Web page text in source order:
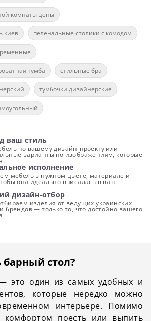
комнаты цены
киев пеленальные столики с комодом
тумба стильные бра
тумбочки дизайнерские
ваш стиль
по вашему дизайн-проекту или
варианты по изображениям, которые
исполнение
мебель в нужном цвете, материале и
она идеально вписалась в ваш
дизайн-отбор
изделия от ведущих украинских
брендов — только то, что достойно вашего
стол?
это один из самых удобных и
которые нередко можно
интерьере. Помимо
комфортом поесть или выпить